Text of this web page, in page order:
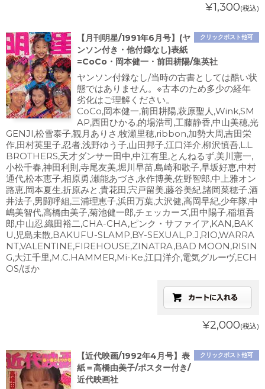
¥1,300(税込)
クリックポスト他可
【月刊明星/1991年6月号】(ヤ
ンソン付き・他付録なし)表紙
=CoCo・岡本健一・前田耕陽/集英社
ヤンソン付録なし/当時の古書としては酷い状
態ではありません。※古本のため多少の経年
劣化はご理解ください。
CoCo,岡本健一,前田耕陽,萩原聖人,Wink,SM
AP,西田ひかる,的場浩司,工藤静香,中山美穂,光
GENJI,松雪泰子,観月ありさ,牧瀬里穂,ribbon,加勢大周,吉田栄
作,田村英里子,忍者,浅野ゆう子,山田邦子,江口洋介,柳沢慎吾,L.L.
BROTHERS,天才ダンサー田中,中江有里,とんねるず,美川憲一,
小松千春,神田利則,寺尾友美,堀川早苗,島崎和歌子,早坂好恵,中村
通代,松本恵子,相原勇,瀬能あづさ,永作博美,佐野智郎,中上雅オン
路恵,岡本夏生,折原みと,貴花田,宍戸留美,藤谷美紀,諸岡菜穂子,酒
井法子,男闘呼組,三浦理恵子,浜田万葉,大沢健,高岡早紀,少年隊,中
嶋美智代,高橋由美子,菊池健一郎,チェッカーズ,田中陽子,稲垣吾
郎,中山忍,織田裕二,CHA-CHA,ピンク・サファイア,KAN,BAK
U,児島未散,BAKUFU-SLAMP,BY-SEXUAL,P.J,RIO,WARRA
NT,VALENTINE,FIREHOUSE,ZINATRA,BAD MOON,RISIN
G,大江千里,M.C.HAMMER,Mi-Ke,江口洋介,電気グルーヴ,ECH
OS/ほか
¥2,000(税込)
クリックポスト他可
【近代映画/1992年4月号】表
紙＝高橋由美子/ポスター付き/
近代映画社